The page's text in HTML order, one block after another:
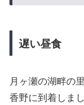
遅い昼食
月ヶ瀬の湖畔の
香野に到着しま